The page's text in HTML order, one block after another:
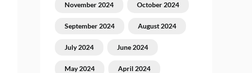
November 2024 October 2024
September 2024 August 2024
July 2024 June 2024
May 2024 April 2024